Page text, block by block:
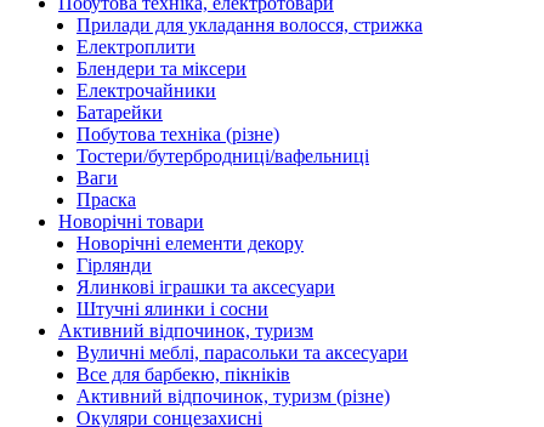
Прилади для укладання волосся, стрижка
Електроплити
Блендери та міксери
Електрочайники
Батарейки
Побутова техніка (різне)
Тостери/бутербродниці/вафельниці
Ваги
Праска
Новорічні товари
Новорічні елементи декору
Гірлянди
Ялинкові іграшки та аксесуари
Штучні ялинки і сосни
Активний відпочинок, туризм
Вуличні меблі, парасольки та аксесуари
Все для барбекю, пікніків
Активний відпочинок, туризм (різне)
Окуляри сонцезахисні